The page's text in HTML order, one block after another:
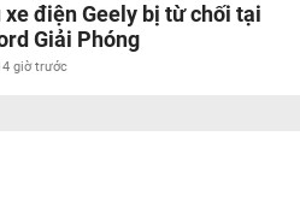
xe điện Geely bị từ chối tại
Giải Phóng
giờ trước